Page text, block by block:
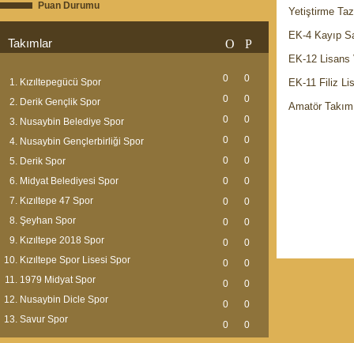
Puan Durumu
Takımlar O P
Kızıltepegücü Spor
Derik Gençlik Spor
Nusaybin Belediye Spor
Nusaybin Gençlerbirliği Spor
Derik Spor
Midyat Belediyesi Spor
Kızıltepe 47 Spor
Şeyhan Spor
Kızıltepe 2018 Spor
Kızıltepe Spor Lisesi Spor
1979 Midyat Spor
Nusaybin Dicle Spor
Savur Spor
0
0
0
0
0
0
0
0
0
0
0
0
0
0
0
0
0
0
0
0
0
0
0
0
0
0
Yetiştirme
EK-4 Kayıp
EK-12 Lisans
EK-11 Filiz
Amatör